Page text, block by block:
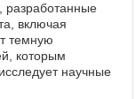
разработанные
включая
темную
которым
научные